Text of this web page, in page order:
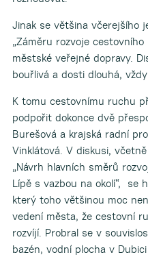
Jinak se většina včerejšího
„Záměru rozvoje
městské veřejné dopravy.
bouřlivá a dosti dlouhá,
K tomu cestovnímu ruchu
podpořit dokonce dvě
Burešová a krajská radní
Vinklátová. V diskusi,
„Návrh hlavních směrů
Lípě s vazbou na okolí“, se
který toho většinou moc
vedení města, že cestovní
rozvíjí. Probral se v
bazén, vodní plocha v